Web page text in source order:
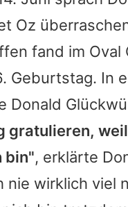
App
Team
Redaktionelle
Oz
fand im
Geburtstag. In
Donald
gratulieren,
bin", erklärte
nie wirklich viel